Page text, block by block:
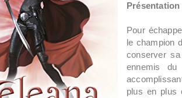
Pour
le champion
conserver
ennemis
plus en plus